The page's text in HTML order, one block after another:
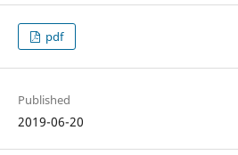
pdf
Published
2019-06-20